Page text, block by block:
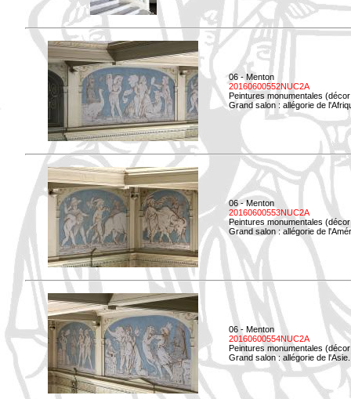
06 - Menton
20160600552NUC2A
Peintures monumentales
Grand salon : allégorie de
06 - Menton
20160600553NUC2A
Peintures monumentales
Grand salon : allégorie de
06 - Menton
20160600554NUC2A
Peintures monumentales
Grand salon : allégorie de l'Asie.